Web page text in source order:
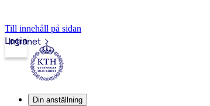
Till innehåll på sidan
Intranet
Login
Din anställning